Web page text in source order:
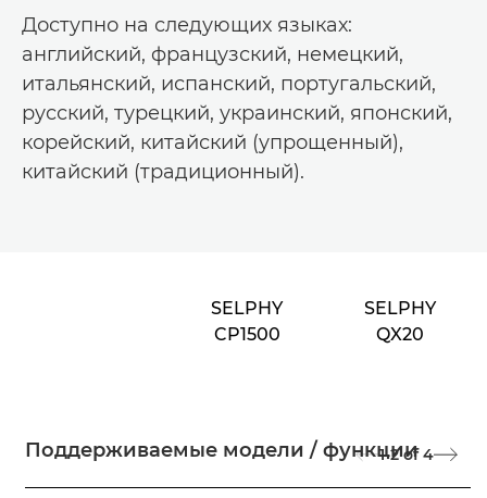
Доступно на следующих языках:
английский, французский, немецкий,
итальянский, испанский, португальский,
русский, турецкий, украинский, японский,
корейский, китайский (упрощенный),
китайский (традиционный).
Поддерживаемые модели / функции
SELPHY
CP1500
SELPHY
QX20
1-2 of 4